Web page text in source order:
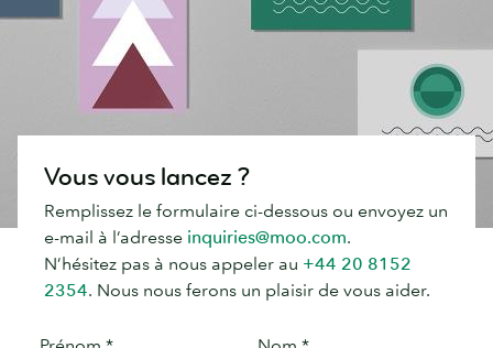
Vous vous lancez ?
Remplissez le formulaire ci-dessous ou envoyez un
e-mail à l’adresse inquiries@moo.com.
N’hésitez pas à nous appeler au +44 20 8152
2354. Nous nous ferons un plaisir de vous aider.